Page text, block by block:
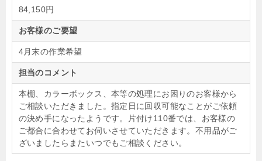
84,150円
お客様のご要望
4月末の作業希望
担当のコメント
本棚、カラーボックス、本等の処理にお困りのお客様から
ご相談いただきました。指定日に回収可能なことがご依頼
の決め手になったようです。片付け110番では、お客様の
ご都合に合わせてお伺いさせていただきます。不用品がご
ざいましたらまたいつでもご相談ください。